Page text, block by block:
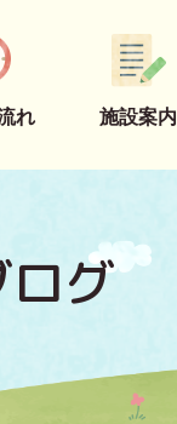
れ 施設案内
グ